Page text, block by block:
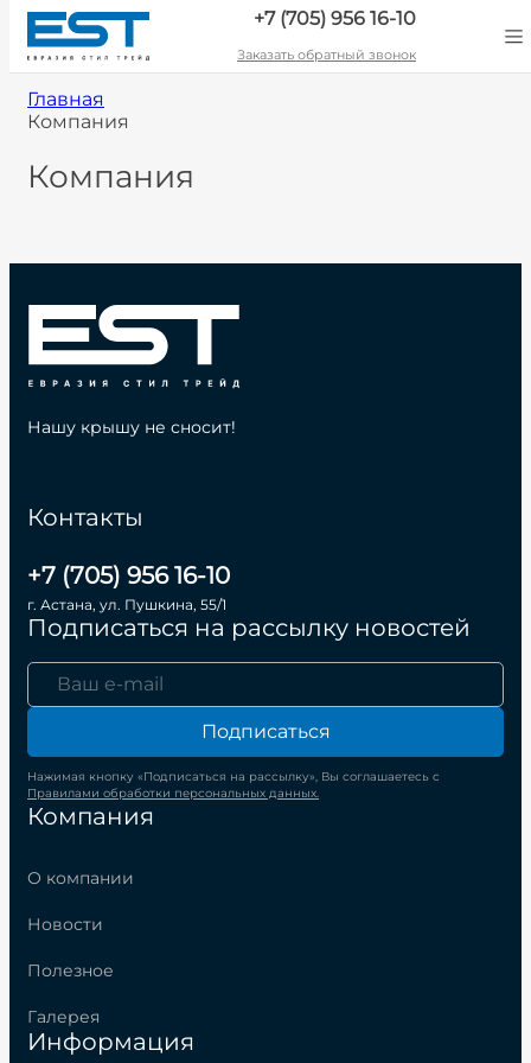
+7 (705) 956 16-10
Заказать обратный звонок
Главная
Компания
Компания
Компания
О компании
Новости
Полезное
Галерея
Информация
Контакты
+7 (705) 956 16-10
г. Астана, ул. Пушкина, 55/1
Подписаться на рассылку новостей
Подписаться
Нажимая кнопку «Подписаться на рассылку», Вы соглашаетесь с
Правилами обработки персональных данных.
Нашу крышу не сносит!